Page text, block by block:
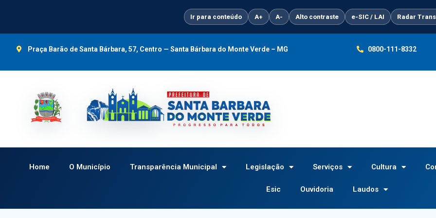
Ir para conteúdo A+ A- Alto contraste e-SIC / LAI Radar
Praça Barão de Santa Bárbara, 57, Centro — Santa Bárbara do Monte Verde – MG 0800-111-8332
Home O Município Transparência Municipal Legislação Serviços Cultura
Esic Ouvidoria Laudos